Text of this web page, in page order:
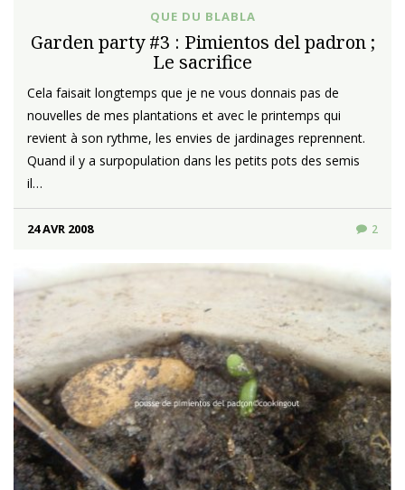
QUE DU BLABLA
Garden party #3 : Pimientos del padron ;
Le sacrifice
Cela faisait longtemps que je ne vous donnais pas de
nouvelles de mes plantations et avec le printemps qui
revient à son rythme, les envies de jardinages reprennent.
Quand il y a surpopulation dans les petits pots des semis
il…
24 AVR 2008 2